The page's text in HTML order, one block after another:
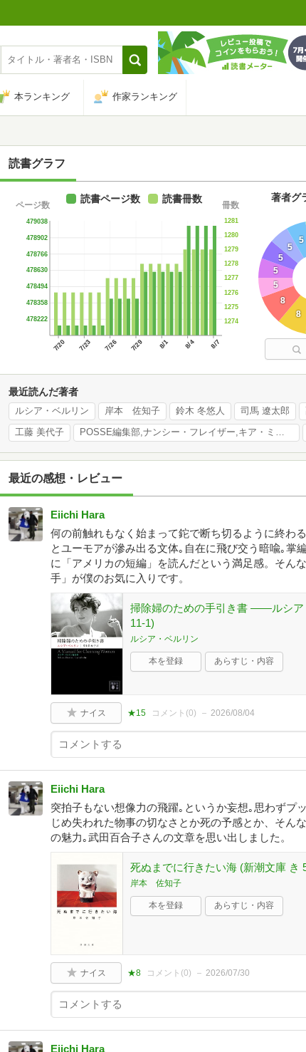
本ランキング 作家ランキング
読書グラフ
7/20 7/23 7/26 7/29 8/1 8/4 8/7
478222
478358
478494
478630
478766
478902
479038
ページ数
1274
1275
1276
1277
1278
1279
1280
1281
冊数
読書ページ数 読書冊数
8
8
5
5
5
5
5
著者グ
最近読んだ著者
ルシア・ベルリン 岸本 佐知子 鈴木 冬悠人 司馬 遼太郎
工藤 美代子 POSSE編集部,ナンシー・フレイザー,キア・ミルバーン,佐々木隆治,斎藤幸平,今野晴貴,川上資人,難波優輝,常見陽平,岩本菜々,坂倉昇平
最近の感想・レビュー
Eiichi Hara
何の前触れもなく始まって鉈で断ち切るように終わ
とユーモアが滲み出る文体｡自在に飛び交う暗喩｡掌
に「アメリカの短編」を読んだという満足感。そん
手」が僕のお気に入りです。
掃除婦のための手引き書 ――ルシア
11-1)
ルシア・ベルリン
本を登録 あらすじ・内容
ナイス ★15 コメント(0) 2026/08/04
Eiichi Hara
突拍子もない想像力の飛躍｡というか妄想｡思わずプ
じめ失われた物事の切なさとか死の予感とか、そん
の魅力｡武田百合子さんの文章を思い出しました。
死ぬまでに行きたい海 (新潮文庫 き
岸本 佐知子
本を登録 あらすじ・内容
ナイス ★8 コメント(0) 2026/07/30
Eiichi Hara